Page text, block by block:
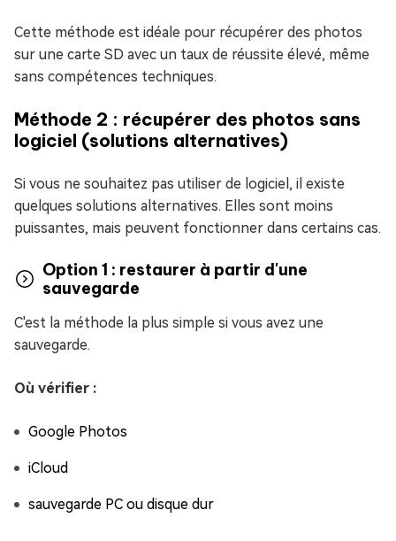
Cette méthode est idéale pour récupérer des photos
sur une carte SD avec un taux de réussite élevé, même
sans compétences techniques.
Méthode 2 : récupérer des photos sans
logiciel (solutions alternatives)
Si vous ne souhaitez pas utiliser de logiciel, il existe
quelques solutions alternatives. Elles sont moins
puissantes, mais peuvent fonctionner dans certains cas.
Option 1 : restaurer à partir d'une
sauvegarde
C'est la méthode la plus simple si vous avez une
sauvegarde.
Où vérifier :
Google Photos
iCloud
sauvegarde PC ou disque dur